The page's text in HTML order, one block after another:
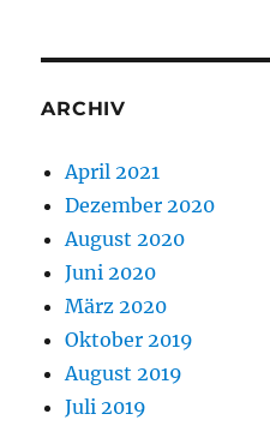
ARCHIV
April 2021
Dezember 2020
August 2020
Juni 2020
März 2020
Oktober 2019
August 2019
Juli 2019